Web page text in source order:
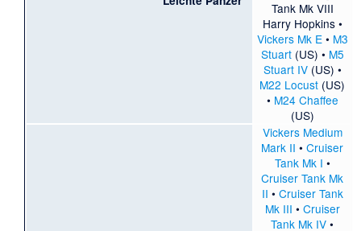
Tank Mk VIII
Harry Hopkins•
Vickers Mk E• M3
Stuart(US) • M5
Stuart IV(US) •
M22 Locust (US)
• M24 Chaffee
(US)
Vickers Medium
Mark II •Cruiser
Tank Mk I •
Cruiser Tank Mk
II • Cruiser Tank
Mk III • Cruiser
Tank Mk IV •